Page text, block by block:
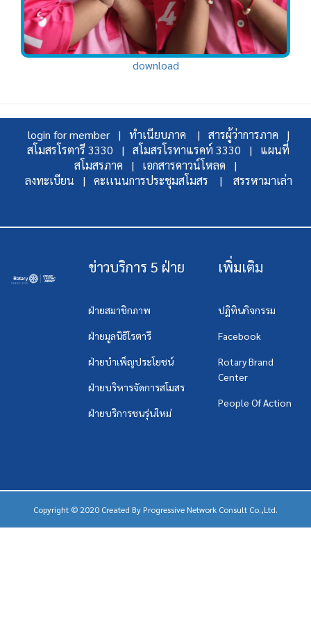
download
login for member | ทำเนียบภาค |
สารผู้ว่าการภาค |
สโมสรโรตารี 3330 |
สโมสรโรทาแรคท์ 3330 |
แผนที่
สโมสรภาค |
เอกสารดาวน์โหลด |
ลงทะเบียน |
คะเเนนการประชุมสโมสร | สรรหามาเล่า
ข่าวบริการ 5 ฝ่าย
ฝ่ายสมาชิกภาพ
ฝ่ายมูลนิธิโรตารี
ฝ่ายบำเพ็ญประโยชน์
ฝ่ายบริหารจัดการสโมสร
ฝ่ายบริการชนรุ่นใหม่
เพิ่มเติม
ปฏิทินกิจกรรม
Facebook
Rotary Brand
Center
People Of Action
Copyright © 2020 Created By Progressive Network Consult Co.,Ltd.